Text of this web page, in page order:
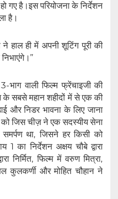
गए है।इस परियोजना के निर्देशन
है।
हाल ही में अपनी शूटिंग पूरी की
भाग वाली फिल्म फ्रेंचाइजी की
के सबसे महान शहीदों में से एक की
और निडर भावना के लिए जाना
को जिस चीज़ ने एक सदस्यीय सेना
था, जिसने हर किसी को
का निर्देशन अक्षय चौबे द्वारा
निर्मित, फिल्म में वरुण मित्रा,
कुलकर्णी और मोहित चौहान ने